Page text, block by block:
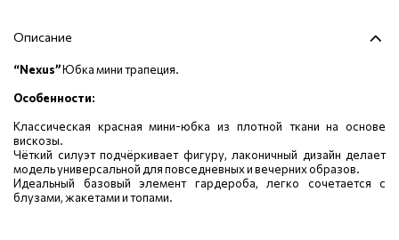
Описание
“Nexus”Юбка мини трапеция.
Особенности:
Классическая красная мини-юбка из плотной ткани на основе
вискозы.
Чёткий силуэт подчёркивает фигуру, лаконичный дизайн делает
модель универсальной для повседневных и вечерних образов.
Идеальный базовый элемент гардероба, легко сочетается с
блузами, жакетами и топами.